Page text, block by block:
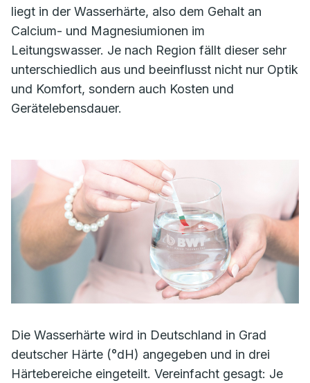
liegt in der Wasserhärte, also dem Gehalt an
Calcium- und Magnesiumionen im
Leitungswasser. Je nach Region fällt dieser sehr
unterschiedlich aus und beeinflusst nicht nur Optik
und Komfort, sondern auch Kosten und
Gerätelebensdauer.
Die Wasserhärte wird in Deutschland in Grad
deutscher Härte (°dH) angegeben und in drei
Härtebereiche eingeteilt. Vereinfacht gesagt: Je